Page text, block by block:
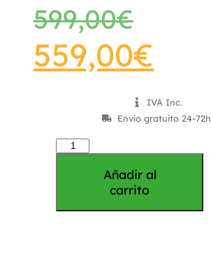
599,00€
559,00€
IVA Inc.
Envío gratuíto 24-72h
Añadir al
carrito